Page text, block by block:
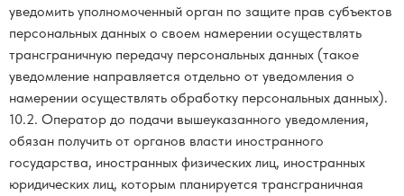
уведомить уполномоченный орган по защите прав субъектов
персональных данных о своем намерении осуществлять
трансграничную передачу персональных данных (такое
уведомление направляется отдельно от уведомления о
намерении осуществлять обработку персональных данных).
10.2. Оператор до подачи вышеуказанного уведомления,
обязан получить от органов власти иностранного
государства, иностранных физических лиц, иностранных
юридических лиц, которым планируется трансграничная